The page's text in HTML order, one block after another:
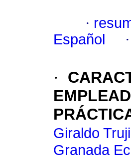
·
Español
·
·
Giraldo
Granada